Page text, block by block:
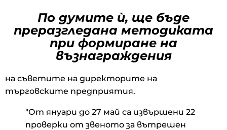
По думите ѝ, ще бъде
преразгледана методиката
при формиране на
възнаграждения
на съветите на директорите на
търговските предприятия.
"От януари до 27 май са извършени 22
проверки от звеното за вътрешен